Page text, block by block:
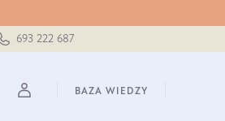
693 222 687
BAZA WIEDZY